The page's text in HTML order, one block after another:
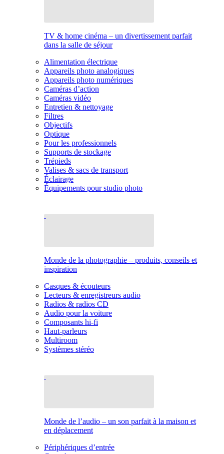
TV & home cinéma – un divertissement parfait
dans la salle de séjour
Alimentation électrique
Appareils photo analogiques
Appareils photo numériques
Caméras d’action
Caméras vidéo
Entretien & nettoyage
Filtres
Objectifs
Optique
Pour les professionnels
Supports de stockage
Trépieds
Valises & sacs de transport
Éclairage
Équipements pour studio photo
Monde de la photographie – produits, conseils et
inspiration
Casques & écouteurs
Lecteurs & enregistreurs audio
Radios & radios CD
Audio pour la voiture
Composants hi-fi
Haut-parleurs
Multiroom
Systèmes stéréo
Monde de l’audio – un son parfait à la maison et
en déplacement
Périphériques d’entrée